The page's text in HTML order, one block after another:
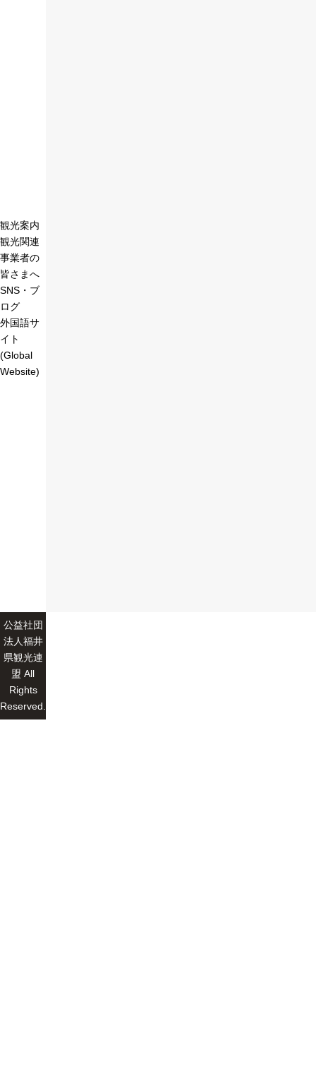
観光案内
観光関連
事業者の
皆さまへ
SNS・ブ
ログ
外国語サ
イト
(Global
Website)
公益社団
法人福井
県観光連
盟 All
Rights
Reserved.